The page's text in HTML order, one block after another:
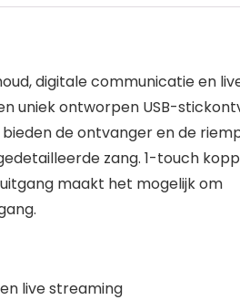
digitale communicatie en
uniek ontworpen USB-
de ontvanger en de
zang. 1-touch
maakt het mogelijk om
live streaming